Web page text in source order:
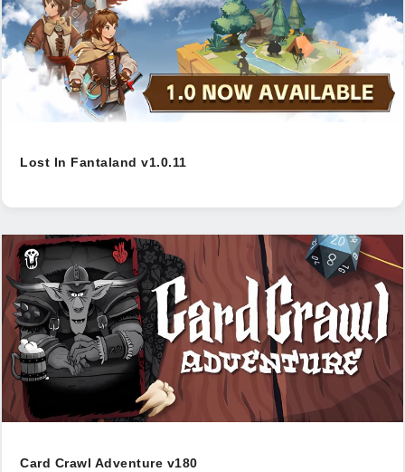
Lost In Fantaland v1.0.11
Card Crawl Adventure v180